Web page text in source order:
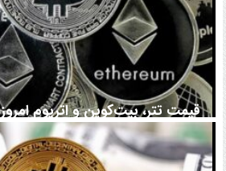
۱۴۰۵ | بیت‌کوین این مرز را از
می‌کند